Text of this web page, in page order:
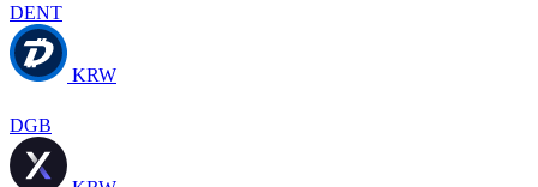
DENT
KRW
DGB